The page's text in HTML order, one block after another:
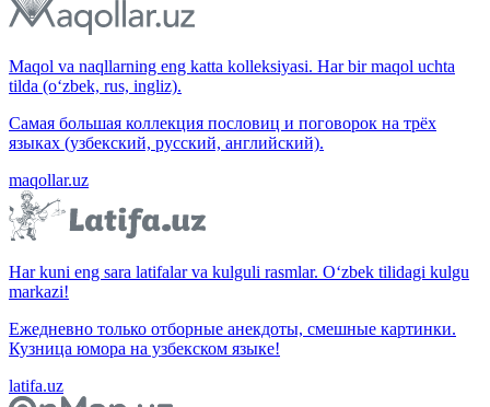
Maqol va naqllarning eng katta kolleksiyasi. Har bir maqol uchta
tilda (o‘zbek, rus, ingliz).
Самая большая коллекция пословиц и поговорок на трёх
языках (узбекский, русский, английский).
maqollar.uz
Har kuni eng sara latifalar va kulguli rasmlar. O‘zbek tilidagi kulgu
markazi!
Ежедневно только отборные анекдоты, смешные картинки.
Кузница юмора на узбекском языке!
latifa.uz